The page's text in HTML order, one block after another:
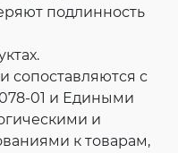
подлинность
сопоставляются с
01 и Едиными
и
к товарам,